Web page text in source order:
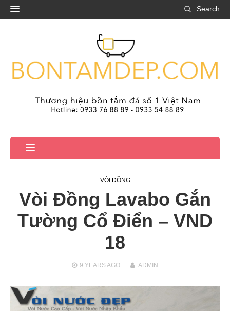
Search
VÒI ĐỒNG
Vòi Đồng Lavabo Gắn
Tường Cổ Điển – VND
18
9 YEARSAGO ADMIN